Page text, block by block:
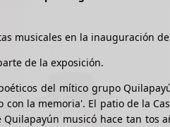
musicales en la inauguración
de la exposición.
del mítico grupo
la memoria'. El patio de la
musicó hace tan tos